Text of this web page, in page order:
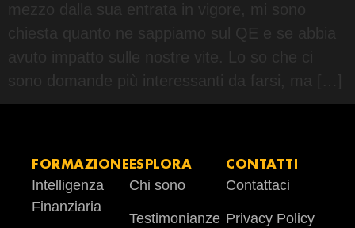
mezzo dalla sua entrata in vigore, mi sono
chiesta quanto ne sappiamo sul QE e se abbia
avuto impatto sulle nostre vite. Lo so che ci
sono domande più interessanti da farsi, ma […]
FORMAZIONE
Intelligenza
Finanziaria
ESPLORA
Chi sono
Testimonianze
CONTATTI
Contattaci
Privacy Policy